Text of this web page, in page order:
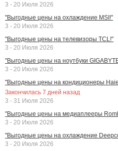
3 - 20 Июля 2026
"Выгодные цены на охлаждение MSI!"
3 - 20 Июля 2026
"Выгодные цены на телевизоры TCL!"
3 - 20 Июля 2026
"Выгодные цены на ноутбуки
3 - 20 Июля 2026
"Выгодные цены на кондиционеры
Закончилась 7 дней назад
3 - 31 Июля 2026
"Выгодные цены на медиаплееры
3 - 20 Июля 2026
"Выгодные цены на охлаждение
3 - 20 Июля 2026